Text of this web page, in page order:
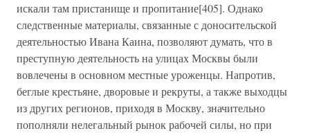
искали там пристанище и пропитание[405]. Однако
следственные материалы, связанные с доносительской
деятельностью Ивана Каина, позволяют думать, что в
преступную деятельность на улицах Москвы были
вовлечены в основном местные уроженцы. Напротив,
беглые крестьяне, дворовые и рекруты, а также выходцы
из других регионов, приходя в Москву, значительно
пополняли нелегальный рынок рабочей силы, но при